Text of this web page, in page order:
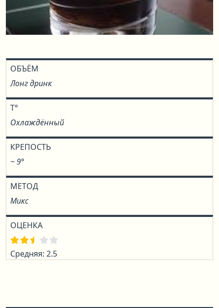
ОБЪЁМ
Лонг дринк
T°
Охлаждённый
КРЕПОСТЬ
~ 9°
МЕТОД
Микс
ОЦЕНКА
Средняя: 2.5